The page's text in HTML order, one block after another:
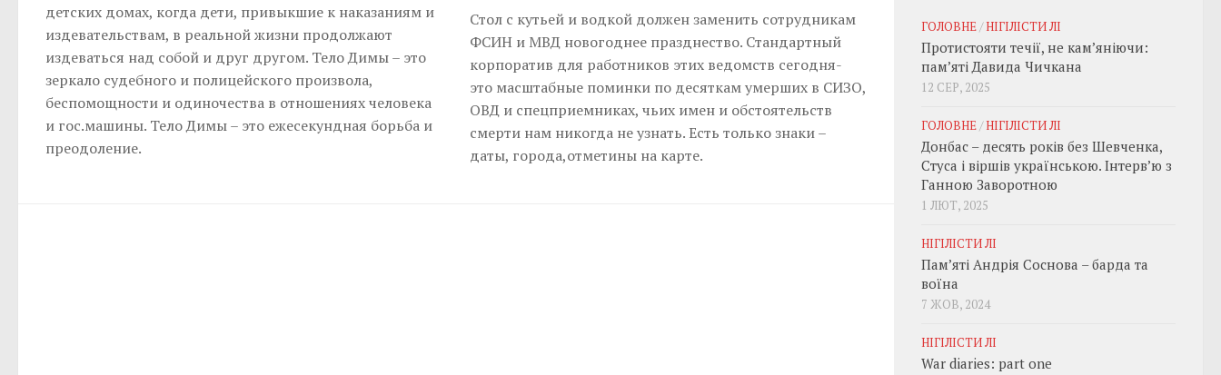
детских домах, когда дети, привыкшие к наказаниям и
издевательствам, в реальной жизни продолжают
издеваться над собой и друг другом. Тело Димы – это
зеркало судебного и полицейского произвола,
беспомощности и одиночества в отношениях человека
и гос.машины. Тело Димы – это ежесекундная борьба и
преодоление.
Стол с кутьей и водкой должен заменить сотрудникам
ФСИН и МВД новогоднее празднество. Стандартный
корпоратив для работников этих ведомств сегодня-
это масштабные поминки по десяткам умерших в СИЗО,
ОВД и спецприемниках, чьих имен и обстоятельств
смерти нам никогда не узнать. Есть только знаки –
даты, города,отметины на карте.
ГОЛОВНЕ/НІГІЛІСТИ ЛІ
Протистояти течії, не кам’яніючи:
пам’яті Давида Чичкана
12 СЕР, 2025
ГОЛОВНЕ/НІГІЛІСТИ ЛІ
Донбас – десять років без Шевченка,
Стуса і віршів українською. Інтерв’ю з
Ганною Заворотною
1 ЛЮТ, 2025
НІГІЛІСТИ ЛІ
Пам’яті Андрія Соснова – барда та
воїна
7 ЖОВ, 2024
НІГІЛІСТИ ЛІ
War diaries: part one